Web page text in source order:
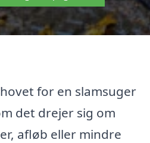
for en slamsuger
det drejer sig om
afløb eller mindre